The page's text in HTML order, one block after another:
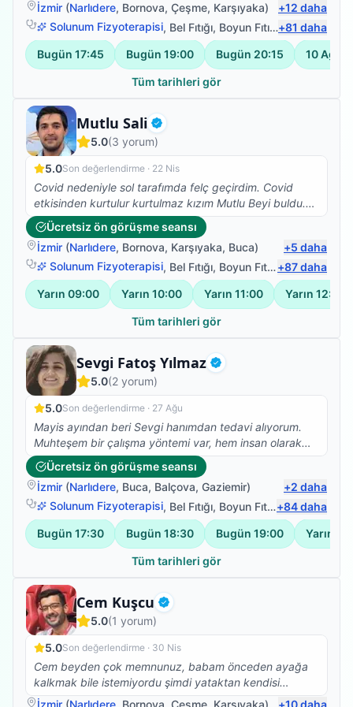
İzmir (Narlıdere, Bornova, Çeşme, Karşıyaka) +12 daha
Solunum Fizyoterapisi, Bel Fıtığı, Boyun Fıtığı ,Omuz Bağ
+81 daha
Bugün 17:45 Bugün 19:00 Bugün 20:15 10
Tüm tarihleri gör
Mutlu Sali Doğrulanmış
Fizyoterapist
5.0(3 yorum)
5.0Son değerlendirme · 22 Nis
Covid nedeniyle sol tarafımda felç geçirdim. Covid
etkisinden kurtulur kurtulmaz kızım Mutlu Beyi buldu.
Iyi ki de bulmuş, çok ilgili , bilgili , hastasına özen
gösteren , beyefendi ,şahane bir insan. Kızım her yerde
anlatıyor ve öneriyor. Tanışmaktan ve birlikte çalışıyor
olmaktan cok memnunum. Sadece denge sorunum
kaldı ancak bacağım ve kolum işler halde. Saygılar
kendisine
Ücretsiz ön görüşme seansı
İzmir (Narlıdere, Bornova, Karşıyaka, Buca) +5 daha
Solunum Fizyoterapisi, Bel Fıtığı, Boyun Fıtığı ,Omuz Bağ
+87daha
Yarın 09:00 Yarın 10:00 Yarın 11:00 Yarın 12:00
Tüm tarihleri gör
Sevgi Fatoş Yılmaz Doğrulanmış
Fizyoterapist
5.0(2 yorum)
5.0Son değerlendirme · 27 Ağu
Mayis ayından beri Sevgi hanımdan tedavi alıyorum.
Muhteşem bir çalışma yöntemi var, hem insan olarak
hemde profesyonel olarak çok taktir ediyorum. Ve
kesinlikle fizik tedavi, Kuru iğne, eksersiz ihtiyacı olan
herkese tavsiye ediyorum.
Ücretsiz ön görüşme seansı
İzmir (Narlıdere, Buca, Balçova, Gaziemir) +2 daha
Solunum Fizyoterapisi, Bel Fıtığı, Boyun Fıtığı ,Omuz Bağ
+84daha
Bugün 17:30 Bugün 18:30 Bugün 19:00 Yarın
Tüm tarihleri gör
Cem Kuşcu Doğrulanmış
Fizyoterapist
5.0(1 yorum)
5.0Son değerlendirme · 30 Nis
Cem beyden çok memnunuz, babam önceden ayağa
kalkmak bile istemiyordu şimdi yataktan kendisi
kalkıyor yan koltuğa geçiyor, hareket etme konusunda
İzmir (Narlıdere Bornova Çeşme Karşıyaka) +10daha